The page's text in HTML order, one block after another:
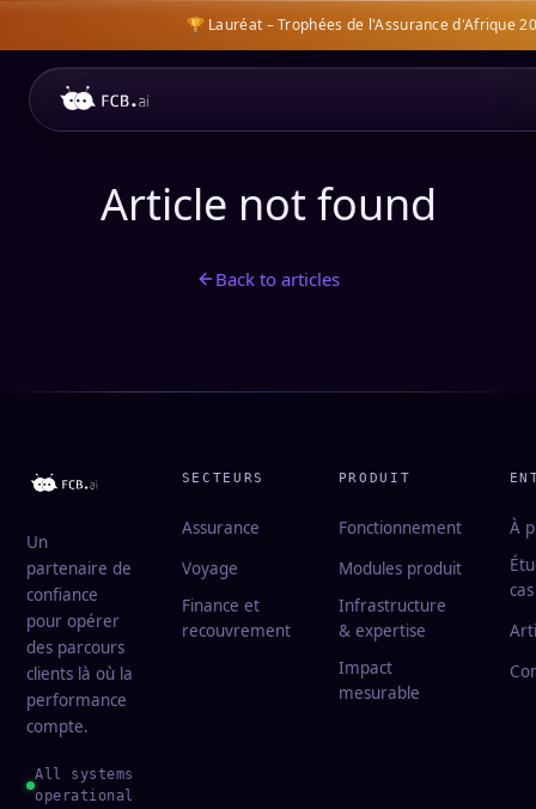
🏆 Lauréat – Trophées de l'Assurance d'Afrique
Article not found
Back to articles
Un
partenaire de
confiance
pour opérer
des parcours
clients là où la
performance
compte.
All systems
operational
SECTEURS
Assurance
Voyage
Finance et
recouvrement
PRODUIT
Fonctionnement
Modules produit
Infrastructure
& expertise
Impact
mesurable
À
cas